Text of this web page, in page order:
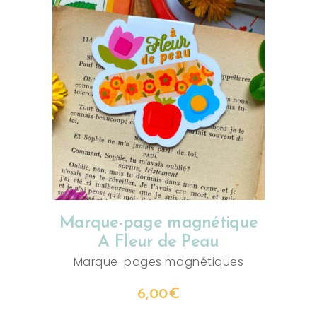
AJOUTER AU PANIER
Marque-page magnétique
A Fleur de Peau
Marque-pages magnétiques
6,00€